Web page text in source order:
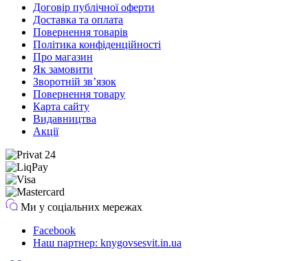
Договір публічної оферти
Доставка та оплата
Повернення товарів
Політика конфіденційності
Про магазин
Як замовити
Зворотній зв’язок
Повернення товару
Карта сайту
Видавництва
Акції
Ми у соціальних мережах
Facebook
Наш партнер: knygovsesvit.in.ua